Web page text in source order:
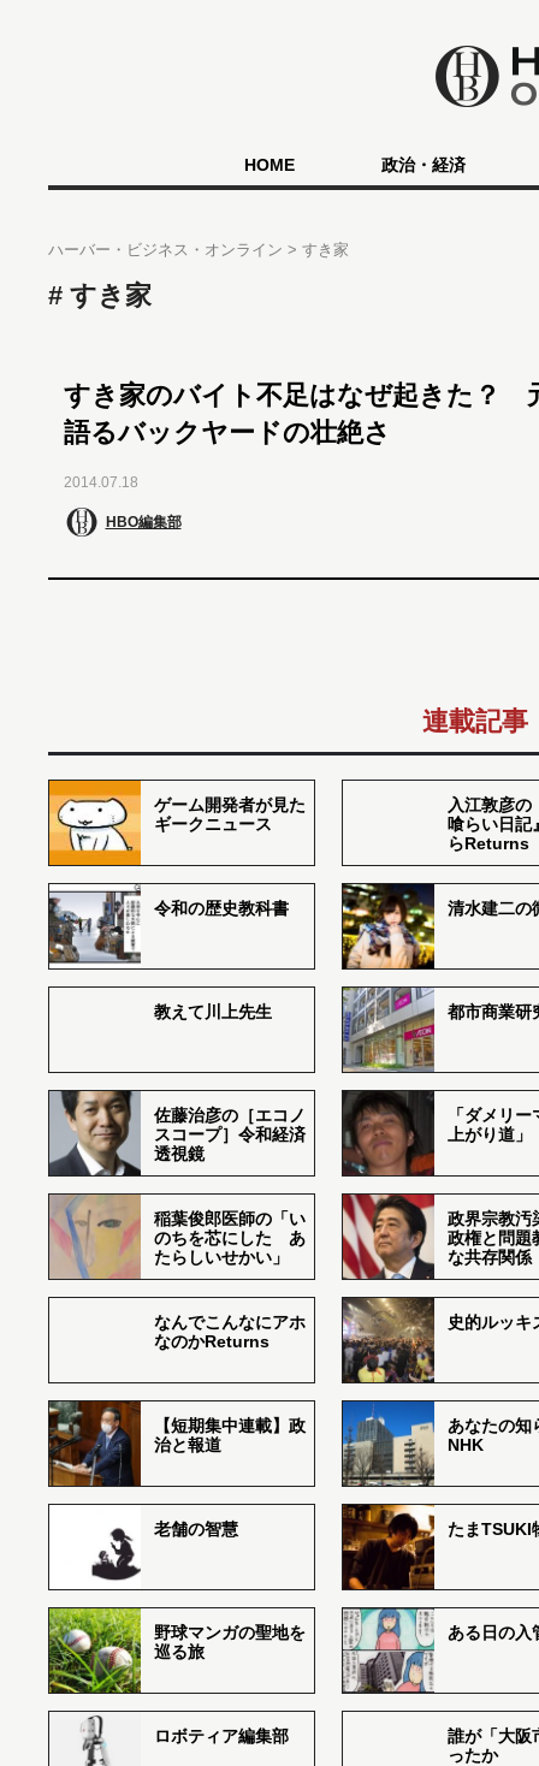
HOME 政治・経済
ハーバー・ビジネス・オンライン すき家
すき家
すき家のバイト不足はなぜ起きた？
語るバックヤードの壮絶さ
2014.07.18
HBO編集部
連載記事
ゲーム開発者が見た
ギークニュース
入江敦彦の
喰らい日記
らReturns
令和の歴史教科書 清水建二の
教えて川上先生 都市商業研
佐藤治彦の［エコノ
スコープ］令和経済
透視鏡
「ダメリ
上がり道」
稲葉俊郎医師の「い
のちを芯にした あ
たらしいせかい」
政界宗教汚
政権と問題
な共存関係
なんでこんなにアホ
なのかReturns
史的ルッキ
【短期集中連載】政
治と報道
あなたの知
NHK
老舗の智慧 たまTSUKI
野球マンガの聖地を
巡る旅
ある日の入
ロボティア編集部
誰が「大阪
ったか